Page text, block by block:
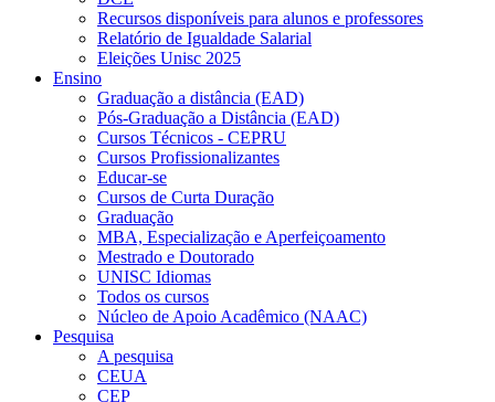
Recursos disponíveis para alunos e professores
Relatório de Igualdade Salarial
Eleições Unisc 2025
Ensino
Graduação a distância (EAD)
Pós-Graduação a Distância (EAD)
Cursos Técnicos - CEPRU
Cursos Profissionalizantes
Educar-se
Cursos de Curta Duração
Graduação
MBA, Especialização e Aperfeiçoamento
Mestrado e Doutorado
UNISC Idiomas
Todos os cursos
Núcleo de Apoio Acadêmico (NAAC)
Pesquisa
A pesquisa
CEUA
CEP